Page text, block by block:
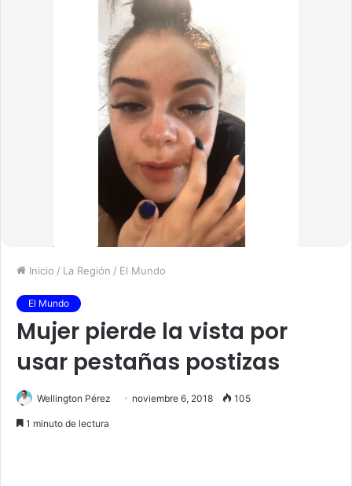
Inicio / La Región / El Mundo
El Mundo
Mujer pierde la vista por
usar pestañas postizas
Wellington Pérez noviembre 6, 2018 105
1 minuto de lectura